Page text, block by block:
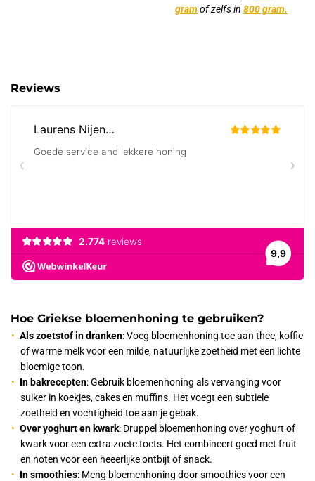
gramof zelfs in 800 gram.
Reviews
Hoe Griekse bloemenhoning te gebruiken?
Als zoetstof in dranken: Voeg bloemenhoning toe aan thee, koffie
of warme melk voor een milde, natuurlijke zoetheid met een lichte
bloemige toon.
In bakrecepten: Gebruik bloemenhoning als vervanging voor
suiker in koekjes, cakes en muffins. Het voegt een subtiele
zoetheid en vochtigheid toe aan je gebak.
Over yoghurt en kwark: Druppel bloemenhoning over yoghurt of
kwark voor een extra zoete toets. Het combineert goed met fruit
en noten voor een heeerlijke ontbijt of snack.
In smoothies: Meng bloemenhoning door smoothies voor een